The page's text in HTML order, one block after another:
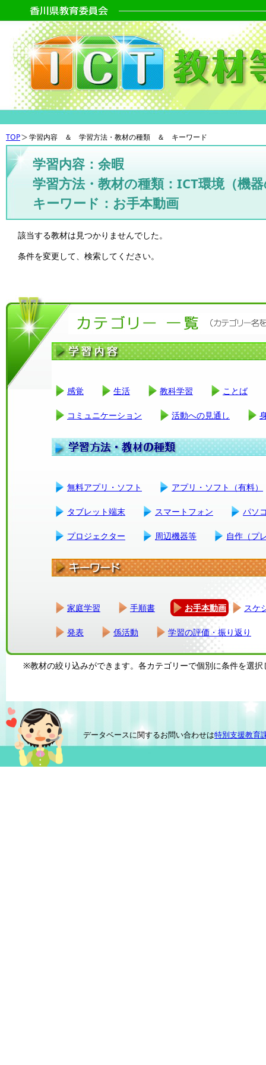
TOP 学習内容 ＆ 学習方法・教材の種類 ＆ キーワード
学習内容：余暇
学習方法・教材の種類：ICT環境（機
キーワード：お手本動画
該当する教材は見つかりませんでした。
条件を変更して、検索してください。
感覚 生活 教科学習 ことば
コミュニケーション 活動への見通し
無料アプリ・ソフト アプリ・ソフト（有料）
タブレット端末 スマートフォン パソ
プロジェクター 周辺機器等 自作（プ
家庭学習 手順書 お手本動画 スケ
発表 係活動 学習の評価・振り返り
※教材の絞り込みができます。各カテゴリーで個別に条件を選択
データベースに関するお問い合わせは特別支援教育